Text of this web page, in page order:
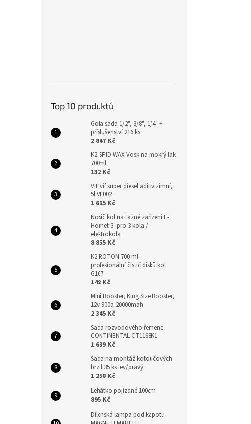
Top 10 produktů
Gola sada 1/2", 3/8", 1/4" +
příslušenství 216 ks
2 847 Kč
K2-SPID WAX Vosk na mokrý lak
700ml
132 Kč
VIF vif super diesel aditiv zimní,
5l VF002
1 665 Kč
Nosič kol na tažné zařízení E-
Hornet 3 -pro 3 kola /
elektrokola
8 855 Kč
K2 ROTON 700 ml -
profesionální čistič disků kol
G167
148 Kč
Mini Booster, King Size Booster,
12v-900a-20000mah
2 345 Kč
Sada rozvodového řemene
CONTINENTAL CT1168K1
1 689 Kč
Sada na montáž kotoučových
brzd 35 ks lev/pravý
1 258 Kč
Lehátko pojízdné 100cm
895 Kč
Dílenská lampa pod kapotu